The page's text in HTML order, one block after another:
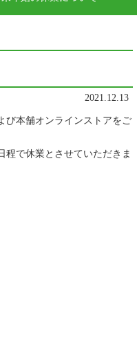
2021.12.13
び本舗オンラインストアをご
程で休業とさせていただきま